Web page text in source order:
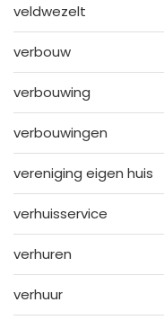
veldwezelt
verbouw
verbouwing
verbouwingen
vereniging eigen huis
verhuisservice
verhuren
verhuur